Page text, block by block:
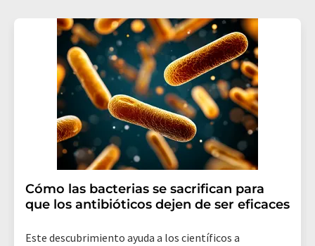
Cómo las bacterias se sacrifican para
que los antibióticos dejen de ser eficaces
Este descubrimiento ayuda a los científicos a